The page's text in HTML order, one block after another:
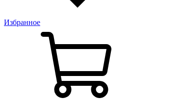
Избранное